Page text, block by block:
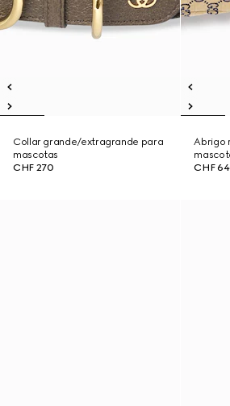
Collar grande/extragrande para
mascotas
CHF 270
Abrigo
CHF